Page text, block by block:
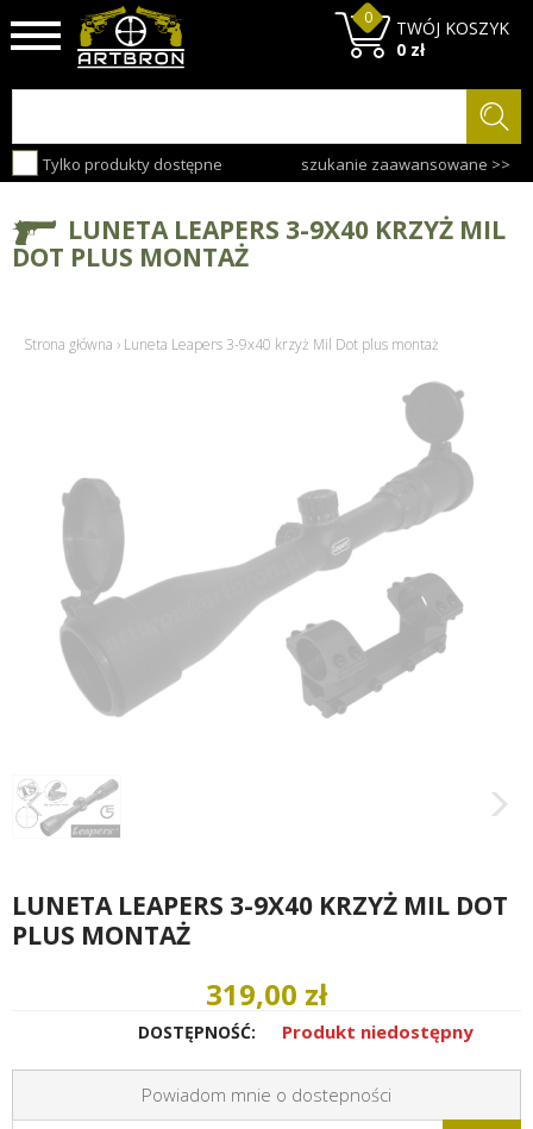
Tylko produkty dostępne szukanie zaawansowane >>
TWÓJ KOSZYK
0
0 zł
LUNETA LEAPERS 3-9X40 KRZYŻ MIL
DOT PLUS MONTAŻ
Strona główna › Luneta Leapers 3-9x40 krzyż Mil Dot plus montaż
LUNETA LEAPERS 3-9X40 KRZYŻ MIL DOT
PLUS MONTAŻ
319,00 zł
DOSTĘPNOŚĆ: Produkt niedostępny
Powiadom mnie o dostepności